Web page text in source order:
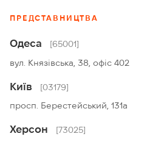
ПРЕДСТАВНИЦТВА
Одеса
[65001]
вул. Князівська, 38, офіс 402
Київ
[03179]
просп. Берестейський, 131а
Херсон
[73025]